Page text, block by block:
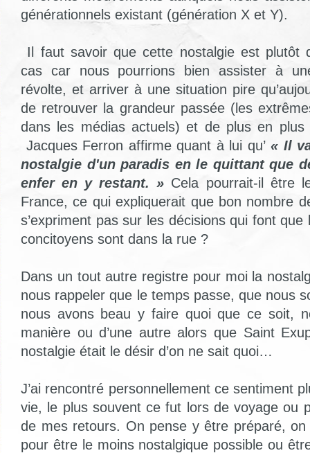
générationnels existant (génération X et Y).
Il faut savoir que cette nostalgie est plutôt
cas car nous pourrions bien assister à
révolte, et arriver à une situation pire
de retrouver la grandeur passée (les
dans les médias actuels) et de plus en plus
Jacques Ferron affirme quant à lui qu’« Il
nostalgie d'un paradis en le quittant que
enfer en y restant. » Cela pourrait-il être
France, ce qui expliquerait que bon nombre
s’expriment pas sur les décisions qui font
concitoyens sont dans la rue ?
Dans un tout autre registre pour moi la
nous rappeler que le temps passe, que nous
nous avons beau y faire quoi que ce soit,
manière ou d’une autre alors que Saint
nostalgie était le désir d’on ne sait quoi…
J’ai rencontré personnellement ce sentiment
vie, le plus souvent ce fut lors de voyage ou
de mes retours. On pense y être préparé,
pour être le moins nostalgique possible ou